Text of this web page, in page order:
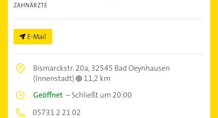
ZAHNÄRZTE
E-Mail
Bismarckstr. 20a,32545 Bad Oeynhausen
(Innenstadt)
11,2 km
Geöffnet –Schließt um 20:00
05731 2 21 02